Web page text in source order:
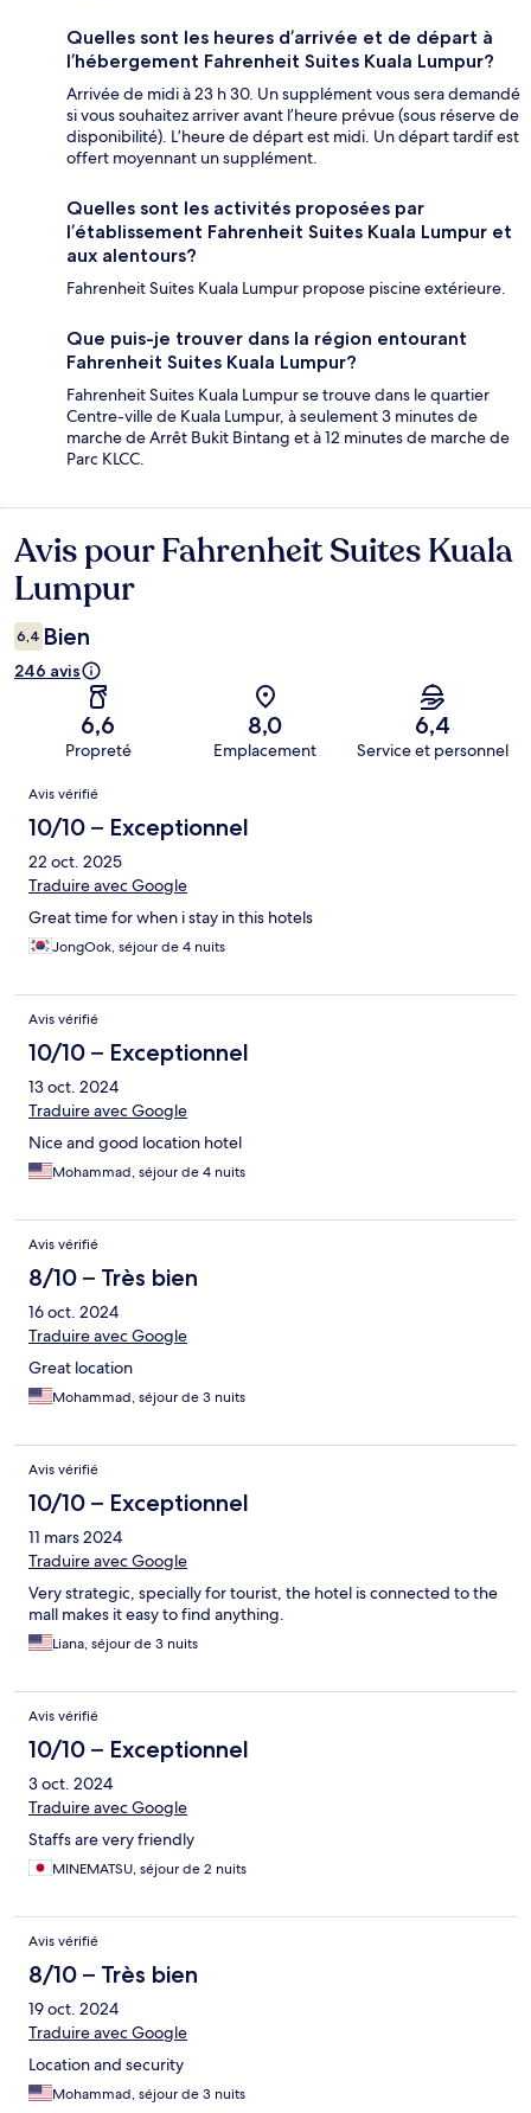
Quelles sont les heures d’arrivée et de départ à
l’hébergement Fahrenheit Suites Kuala Lumpur?
Arrivée de midi à 23 h 30. Un supplément vous sera demandé
si vous souhaitez arriver avant l’heure prévue (sous réserve de
disponibilité). L’heure de départ est midi. Un départ tardif est
offert moyennant un supplément.
Quelles sont les activités proposées par
l’établissement Fahrenheit Suites Kuala Lumpur et
aux alentours?
Fahrenheit Suites Kuala Lumpur propose piscine extérieure.
Que puis-je trouver dans la région entourant
Fahrenheit Suites Kuala Lumpur?
Fahrenheit Suites Kuala Lumpur se trouve dans le quartier
Centre-ville de Kuala Lumpur, à seulement 3 minutes de
marche de Arrêt Bukit Bintang et à 12 minutes de marche de
Parc KLCC.
Avis
Avis pour Fahrenheit Suites Kuala
Lumpur
6,4 Bien
246 avis
6,6
Propreté
8,0
Emplacement
6,4
Service et personnel
Avis
Avis vérifié
10/10 – Exceptionnel
22 oct. 2025
Traduire avec Google
Great time for when i stay in this hotels
JongOok, séjour de 4 nuits
Avis vérifié
10/10 – Exceptionnel
13 oct. 2024
Traduire avec Google
Nice and good location hotel
Mohammad, séjour de 4 nuits
Avis vérifié
8/10 – Très bien
16 oct. 2024
Traduire avec Google
Great location
Mohammad, séjour de 3 nuits
Avis vérifié
10/10 – Exceptionnel
11 mars 2024
Traduire avec Google
Very strategic, specially for tourist, the hotel is connected to the
mall makes it easy to find anything.
Liana, séjour de 3 nuits
Avis vérifié
10/10 – Exceptionnel
3 oct. 2024
Traduire avec Google
Staffs are very friendly
MINEMATSU, séjour de 2 nuits
Avis vérifié
8/10 – Très bien
19 oct. 2024
Traduire avec Google
Location and security
Mohammad, séjour de 3 nuits